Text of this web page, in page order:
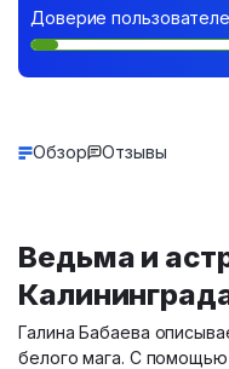
Доверие
Обзор Отзывы
Ведьма и
Галина Бабаева
белого мага. С помощью